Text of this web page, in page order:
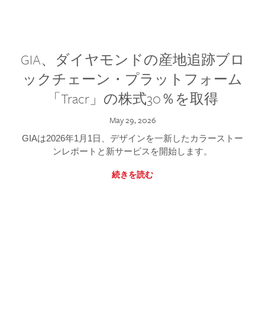
GIA、ダイヤモンドの産地追跡ブロ
ックチェーン・プラットフォーム
「Tracr」の株式30％を取得
May 29, 2026
GIAは2026年1月1日、デザインを一新したカラーストー
ンレポートと新サービスを開始します。
続きを読む